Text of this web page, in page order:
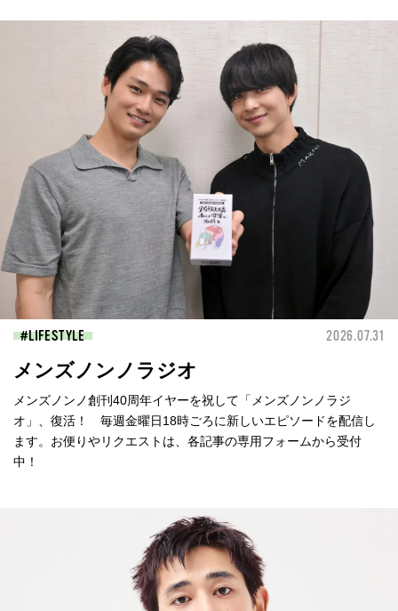
LIFESTYLE 2026.07.31
メンズノンノラジオ
メンズノンノ創刊40周年イヤーを祝して「メンズノンノラジ
オ」、復活！ 毎週金曜日18時ごろに新しいエピソードを配信し
ます。お便りやリクエストは、各記事の専用フォームから受付
中！